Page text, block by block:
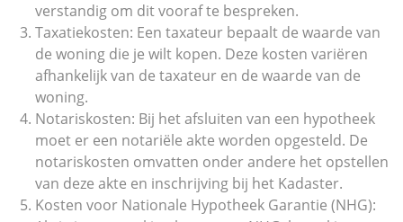
verstandig om dit vooraf te bespreken.
Taxatiekosten: Een taxateur bepaalt de waarde van
de woning die je wilt kopen. Deze kosten variëren
afhankelijk van de taxateur en de waarde van de
woning.
Notariskosten: Bij het afsluiten van een hypotheek
moet er een notariële akte worden opgesteld. De
notariskosten omvatten onder andere het opstellen
van deze akte en inschrijving bij het Kadaster.
Kosten voor Nationale Hypotheek Garantie (NHG):